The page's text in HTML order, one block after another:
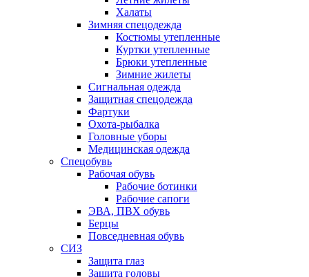
Халаты
Зимняя спецодежда
Костюмы утепленные
Куртки утепленные
Брюки утепленные
Зимние жилеты
Сигнальная одежда
Защитная спецодежда
Фартуки
Охота-рыбалка
Головные уборы
Медицинская одежда
Спецобувь
Рабочая обувь
Рабочие ботинки
Рабочие сапоги
ЭВА, ПВХ обувь
Берцы
Повседневная обувь
СИЗ
Защита глаз
Защита головы